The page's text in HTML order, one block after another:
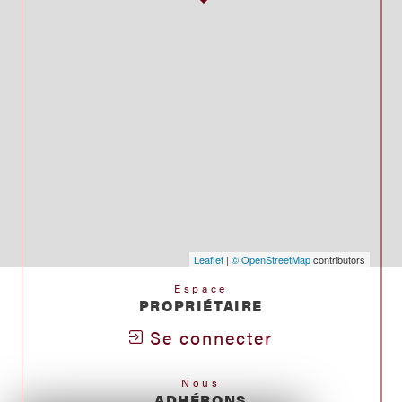
Leaflet | © OpenStreetMapcontributors
Espace
PROPRIÉTAIRE
Se connecter
Nous